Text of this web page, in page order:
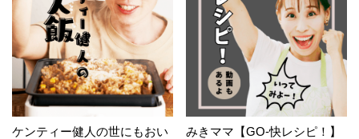
ケンティー健人の世にもおい
みきママ【GO-快レシピ！】